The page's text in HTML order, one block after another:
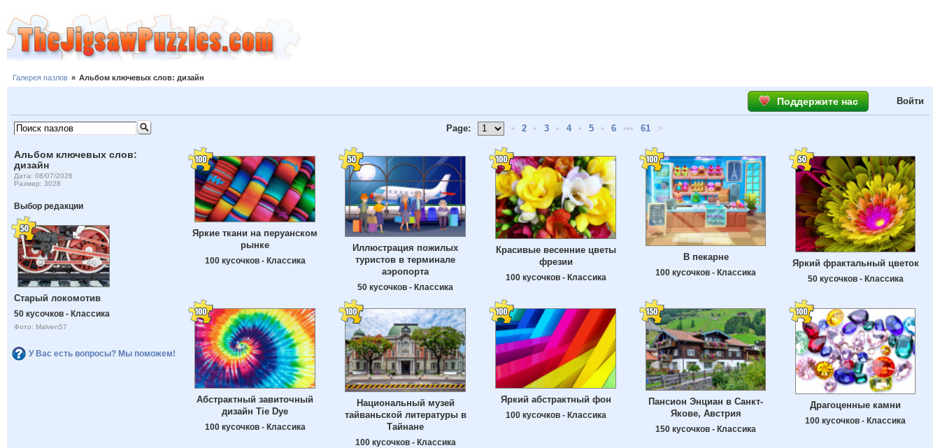
Галерея пазлов » Альбом ключевых слов: дизайн
Поддержите нас Войти
Альбом ключевых слов:
дизайн
Дата: 08/07/2026
Размер: 3028
Выбор редакции
Старый локомотив
50 кусочков - Классика
Фото: Malven57
У Вас есть вопросы? Мы поможем!
Page: • 2 • 3 • 4 • 5 • 6 ••• 61 >
Яркие ткани на перуанском
рынке
100 кусочков - Классика
Иллюстрация пожилых
туристов в терминале
аэропорта
50 кусочков - Классика
Красивые весенние цветы
фрезии
100 кусочков - Классика
В пекарне
100 кусочков - Классика
Яркий фрактальный цветок
50 кусочков - Классика
Абстрактный завиточный
дизайн Tie Dye
100 кусочков - Классика
Национальный музей
тайваньской литературы в
Тайнане
100 кусочков - Классика
Яркий абстрактный фон
100 кусочков - Классика
Пансион Энциан в Санкт-
Якове, Австрия
150 кусочков - Классика
Драгоценные камни
100 кусочков - Классика